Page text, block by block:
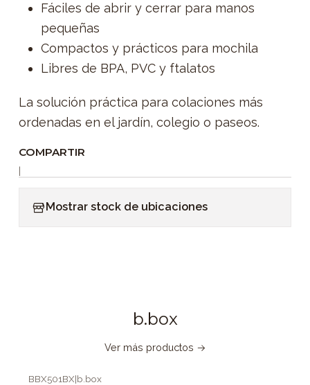
Fáciles de abrir y cerrar para manos
pequeñas
Compactos y prácticos para mochila
Libres de BPA, PVC y ftalatos
La solución práctica para colaciones más
ordenadas en el jardín, colegio o paseos.
COMPARTIR
|
Mostrar stock de ubicaciones
b.box
Ver más productos
BBX501BX|b.box